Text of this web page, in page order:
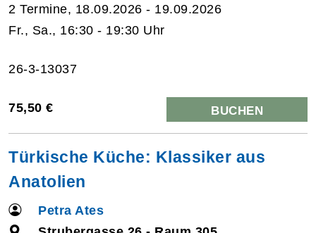
2 Termine, 18.09.2026 - 19.09.2026
Fr., Sa., 16:30 - 19:30 Uhr
26-3-13037
75,50 € BUCHEN
Türkische Küche: Klassiker aus
Anatolien
Petra Ates